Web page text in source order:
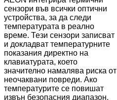
сензори във всички оптични
устройства, за да следи
температурата в реално
време. Тези сензори записват
и докладват температурните
показания директно на
клавиатурата, което
значително намалява риска от
неочаквани повреди. Ако
температурите се повишат
извън безопасния диапазон,